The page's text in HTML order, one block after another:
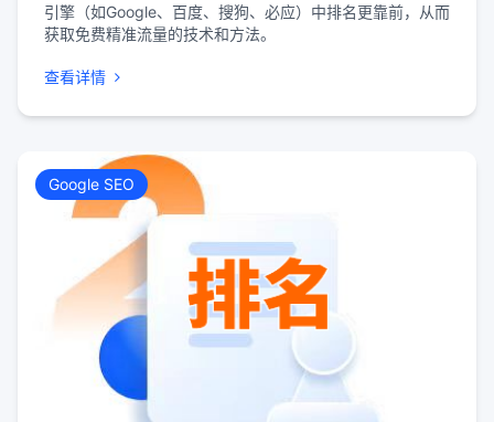
引擎（如Google、百度、搜狗、必应）中排名更靠前，从而
获取免费精准流量的技术和方法。
查看详情
Google SEO